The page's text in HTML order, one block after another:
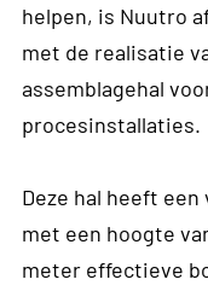
helpen, is Nuutro
met de realisatie
assemblagehal
procesinstallaties.
Deze hal heeft
met een hoogte
meter effectieve